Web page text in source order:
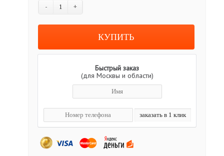
- +
Быстрый заказ
(для Москвы и области)